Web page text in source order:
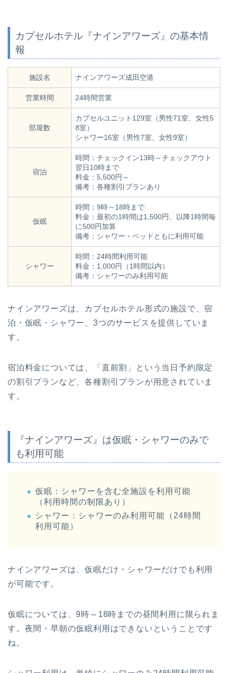
カプセルホテル『ナインアワーズ』の基本情
報
施設名 ナインアワーズ成田空港
営業時間 24時間営業
部屋数
カプセルユニット129室（男性71室、女性5
8室）
シャワー16室（男性7室、女性9室）
宿泊
時間：チェックイン13時～チェックアウト
翌日10時まで
料金：5,500円～
備考：各種割引プランあり
仮眠
時間：9時～18時まで
料金：最初の1時間は1,500円、以降1時間毎
に500円加算
備考：シャワー・ベッドともに利用可能
シャワー
時間：24時間利用可能
料金：1,000円（1時間以内）
備考：シャワーのみ利用可能
ナインアワーズは、カプセルホテル形式の施設で、宿
泊・仮眠・シャワー、3つのサービスを提供していま
す。
宿泊料金については、「直前割」という当日予約限定
の割引プランなど、各種割引プランが用意されていま
す。
『ナインアワーズ』は仮眠・シャワーのみで
も利用可能
仮眠：シャワーを含む全施設を利用可能
（利用時間の制限あり）
シャワー：シャワーのみ利用可能（24時間
利用可能）
ナインアワーズは、仮眠だけ・シャワーだけでも利用
が可能です。
仮眠については、9時～18時までの昼間利用に限られま
す。夜間・早朝の仮眠利用はできないということです
ね。